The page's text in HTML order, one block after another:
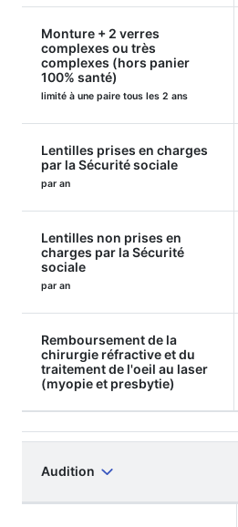
Monture + 2 verres
complexes ou très
complexes (hors panier
100% santé)
limité à une paire tous les 2 ans
Lentilles prises en charges
par la Sécurité sociale
par an
Lentilles non prises en
charges par la Sécurité
sociale
par an
Remboursement de la
chirurgie réfractive et du
traitement de l'oeil au laser
(myopie et presbytie)
Audition